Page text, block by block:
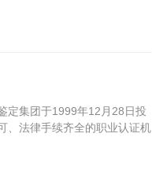
定集团于1999年12月28日投
、法律手续齐全的职业认证机